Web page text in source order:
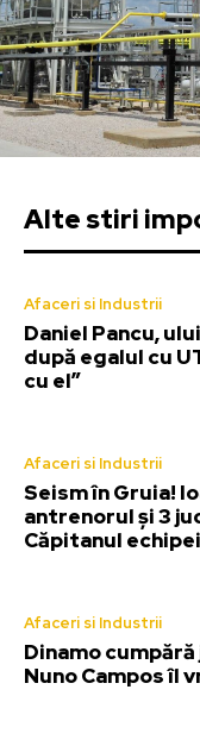
Alte stiri
Afaceri si Industrii
Daniel Pancu,
după egalul cu
cu el”
Afaceri si Industrii
Seism în Gruia!
antrenorul și 3
Căpitanul
Afaceri si Industrii
Dinamo
Nuno Campos îl